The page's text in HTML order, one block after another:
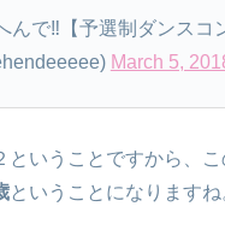
で‼︎【予選制ダンスコ
March 5,
ということですから、
ということになりますね